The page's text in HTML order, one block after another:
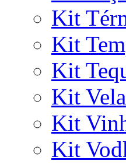
Kit
Kit
Kit
Kit
Kit
Kit